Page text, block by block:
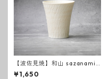
【波佐見焼】和山 sazanami
反コップ
¥1,650